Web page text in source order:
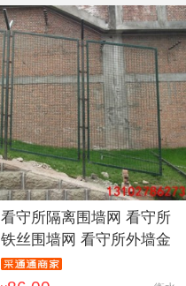
看守所隔离围墙网 看守所
铁丝围墙网 看守所外墙金